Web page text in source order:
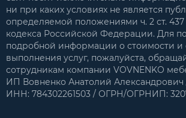
ни при каких условиях не является
определяемой положениями ч. 2 ст. 437
кодекса Российской Федерации. Для
подробной информации о стоимости и
выполнения услуг, пожалуйста,
сотрудникам компании VOVNENKO
ИП Вовненко Анатолий Александрович
ИНН: 784302261503 / ОГРН/ОГРНИП: